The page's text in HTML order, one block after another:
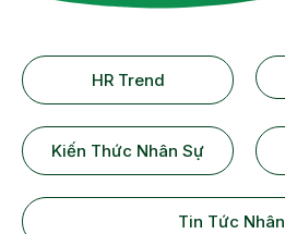
HR Trend
Kiến Thức Nhân Sự
Tin Tức